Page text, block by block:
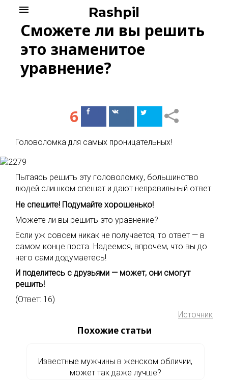
content
Rashpil
menu
Сможете ли вы решить
это знаменитое
уравнение?
6
ПоделитьсяПоделиться
Головоломка для самых проницательных!
Пытаясь решить эту головоломку, большинство
людей слишком спешат и дают неправильный ответ
Не спешите! Подумайте хорошенько!
Можете ли вы решить это уравнение?
Если уж совсем никак не получается, то ответ — в
самом конце поста. Надеемся, впрочем, что вы до
него сами додумаетесь!
И поделитесь с друзьями — может, они смогут
решить!
(Ответ: 16)
Источник
Похожие статьи
Известные мужчины в женском обличии,
может так даже лучше?